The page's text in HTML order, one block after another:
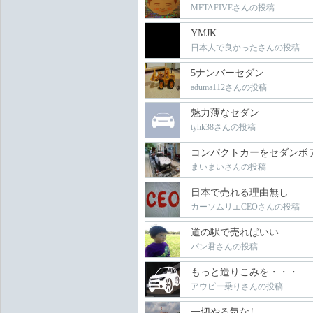
METAFIVEさんの投稿
YMJK
日本人で良かったさんの投稿
5ナンバーセダン
aduma112さんの投稿
魅力薄なセダン
tyhk38さんの投稿
コンパクトカーをセダンボ
まいまいさんの投稿
日本で売れる理由無し
カーソムリエCEOさんの投稿
道の駅で売ればいい
パン君さんの投稿
もっと造りこみを・・・
アウピー乗りさんの投稿